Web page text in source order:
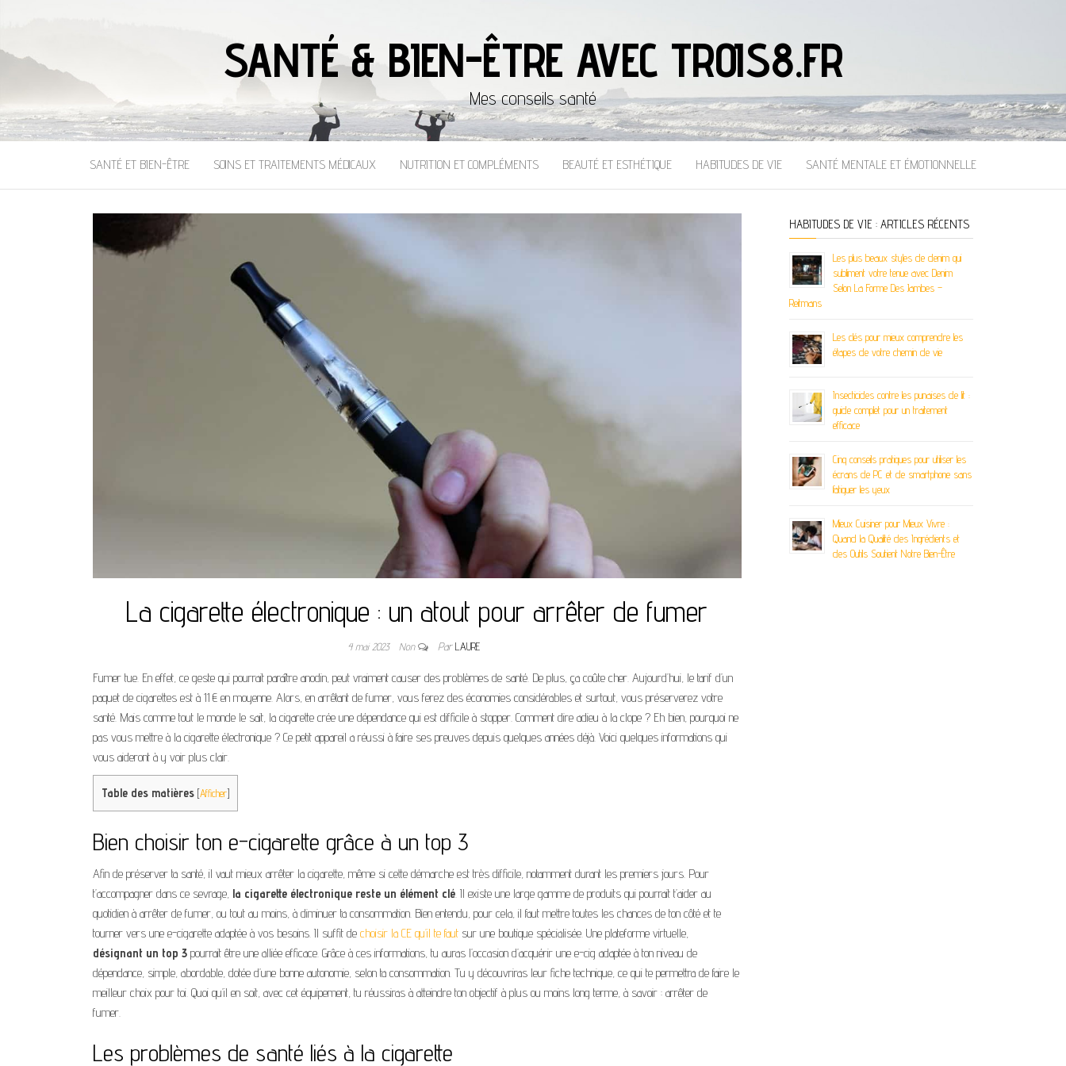
SANTÉ & BIEN-ÊTRE AVEC TROIS8.FR
Mes conseils santé
SANTÉ ET BIEN-ÊTRE SOINS ET TRAITEMENTS MÉDICAUX NUTRITION ET COMPLÉMENTS BEAUTÉ ET ESTHÉTIQUE HABITUDES DE VIE SANTÉ MENTALE ET ÉMOTIONNELLE
La cigarette électronique : un atout pour arrêter de fumer
4 mai 2023 Non ParLAURE
Fumer tue. En effet, ce geste qui pourrait paraître anodin, peut vraiment causer des problèmes de santé. De plus, ça coûte cher. Aujourd’hui, le tarif d’un
paquet de cigarettes est à 11 € en moyenne. Alors, en arrêtant de fumer, vous ferez des économies considérables et surtout, vous préserverez votre
santé. Mais comme tout le monde le sait, la cigarette crée une dépendance qui est difficile à stopper. Comment dire adieu à la clope ? Eh bien, pourquoi ne
pas vous mettre à la cigarette électronique ? Ce petit appareil a réussi à faire ses preuves depuis quelques années déjà. Voici quelques informations qui
vous aideront à y voir plus clair.
Table des matières [Afficher]
Bien choisir ton e-cigarette grâce à un top 3
Afin de préserver ta santé, il vaut mieux arrêter la cigarette, même si cette démarche est très difficile, notamment durant les premiers jours. Pour
t’accompagner dans ce sevrage, la cigarette électronique reste un élément clé . Il existe une large gamme de produits qui pourrait t’aider au
quotidien à arrêter de fumer, ou tout au moins, à diminuer ta consommation. Bien entendu, pour cela, il faut mettre toutes les chances de ton côté et te
tourner vers une e-cigarette adaptée à vos besoins. Il suffit de choisir la CE qu’il te faut sur une boutique spécialisée. Une plateforme virtuelle,
désignant un top 3 pourrait être une alliée efficace. Grâce à ces informations, tu auras l’occasion d’acquérir une e-cig adaptée à ton niveau de
dépendance, simple, abordable, dotée d’une bonne autonomie, selon ta consommation. Tu y découvriras leur fiche technique, ce qui te permettra de faire le
meilleur choix pour toi. Quoi qu’il en soit, avec cet équipement, tu réussiras à atteindre ton objectif à plus ou moins long terme, à savoir : arrêter de
fumer.
Les problèmes de santé liés à la cigarette
HABITUDES DE VIE : ARTICLES RÉCENTS
Les plus beaux styles de denim qui
subliment votre tenue avec Denim
Selon La Forme Des Jambes –
Reitmans
Les clés pour mieux comprendre les
étapes de votre chemin de vie
Insecticides contre les punaises de lit :
guide complet pour un traitement
efficace
Cinq conseils pratiques pour utiliser les
écrans de PC et de smartphone sans
fatiguer les yeux
Mieux Cuisiner pour Mieux Vivre :
Quand la Qualité des Ingrédients et
des Outils Soutient Notre Bien-Être